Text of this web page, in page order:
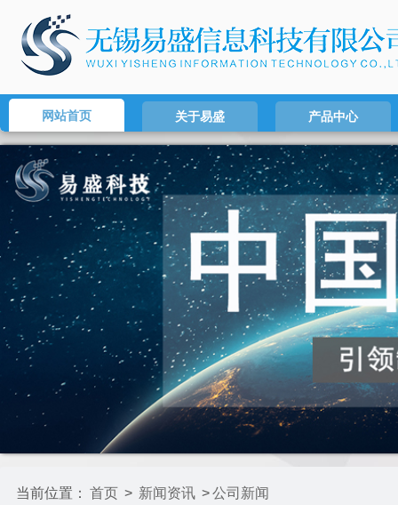
网站首页 关于易盛 产品中心
当前位置： 首页 > 新闻资讯 >公司新闻